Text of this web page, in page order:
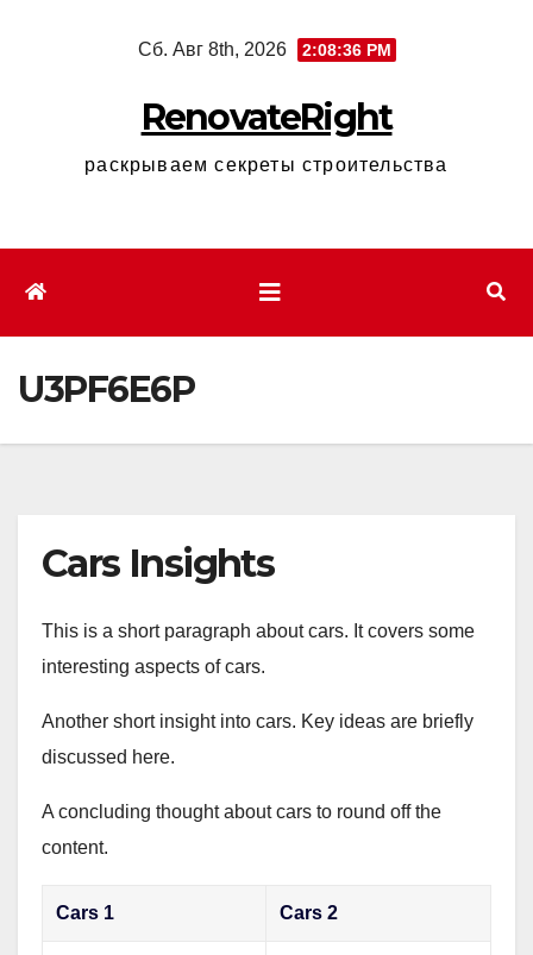
Сб. Авг 8th, 2026 2:08:37 PM
RenovateRight
раскрываем секреты строительства
U3PF6E6P
Cars Insights
This is a short paragraph about cars. It covers some
interesting aspects of cars.
Another short insight into cars. Key ideas are briefly
discussed here.
A concluding thought about cars to round off the
content.
Cars 1 Cars 2